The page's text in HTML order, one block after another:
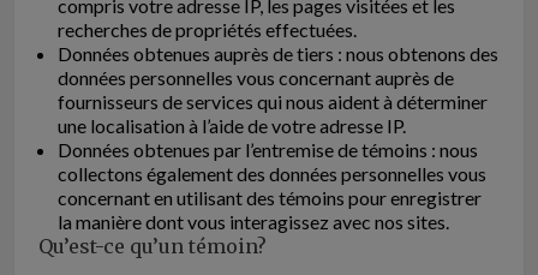
compris votre adresse IP, les pages visitées et les
recherches de propriétés effectuées.
Données obtenues auprès de tiers : nous obtenons des
données personnelles vous concernant auprès de
fournisseurs de services qui nous aident à déterminer
une localisation à l’aide de votre adresse IP.
Données obtenues par l’entremise de témoins : nous
collectons également des données personnelles vous
concernant en utilisant des témoins pour enregistrer
la manière dont vous interagissez avec nos sites.
Qu’est-ce qu’un témoin?